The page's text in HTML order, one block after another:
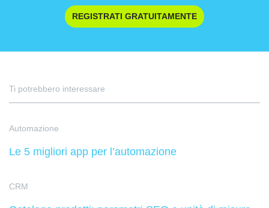
REGISTRATI GRATUITAMENTE
Ti potrebbero interessare
Automazione
Le 5 migliori app per l’automazione
CRM